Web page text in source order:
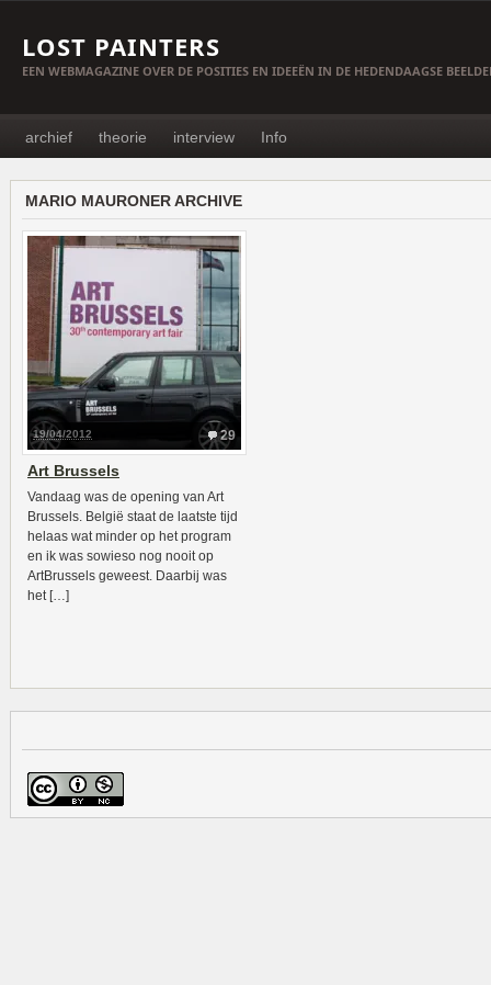
LOST PAINTERS
EEN WEBMAGAZINE OVER DE POSITIES EN IDEEËN IN DE HEDENDAAGSE
archief theorie interview Info
MARIO MAURONER ARCHIVE
29
19/04/2012
Art Brussels
Vandaag was de opening van Art
Brussels. België staat de laatste tijd
helaas wat minder op het program
en ik was sowieso nog nooit op
ArtBrussels geweest. Daarbij was
het […]